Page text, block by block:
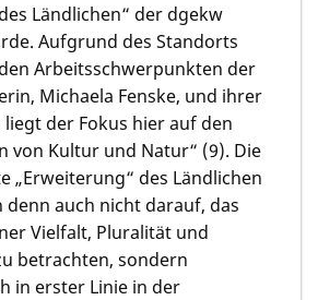
Ländlichen“ der dgekw
Aufgrund des Standorts
Arbeitsschwerpunkten der
Michaela Fenske, und ihrer
der Fokus hier auf den
von Kultur und Natur“ (9). Die
„Erweiterung“ des Ländlichen
denn auch nicht darauf, das
Vielfalt, Pluralität und
betrachten, sondern
in erster Linie in der